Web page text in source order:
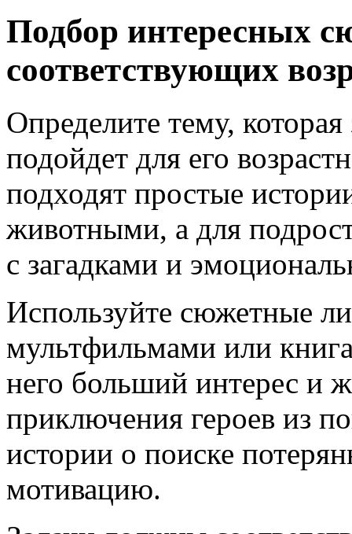
Подбор интересных
соответствующих
Определите тему, которая
подойдет для его
подходят простые
животными, а для
с загадками и
Используйте сюжетные
мультфильмами или
него больший интерес и
приключения героев из
истории о поиске
мотивацию.